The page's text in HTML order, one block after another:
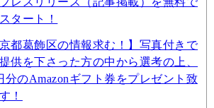
タート！
京都葛飾区の情報求む！】写真付きで
供を下さった方の中から選考の上、
分のAmazonギフト券をプレゼント致
！